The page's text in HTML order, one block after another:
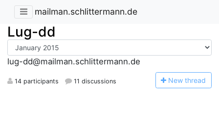
mailman.schlittermann.de
Lug-dd
lug-dd@mailman.schlittermann.de
14 participants 11 discussions New thread